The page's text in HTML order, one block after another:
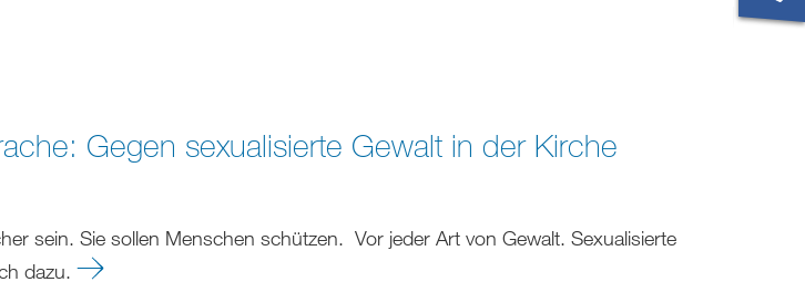
Gegen sexualisierte Gewalt in der Kirche
sein. Sie sollen Menschen schützen. Vor jeder Art von Gewalt. Sexualisierte
dazu.